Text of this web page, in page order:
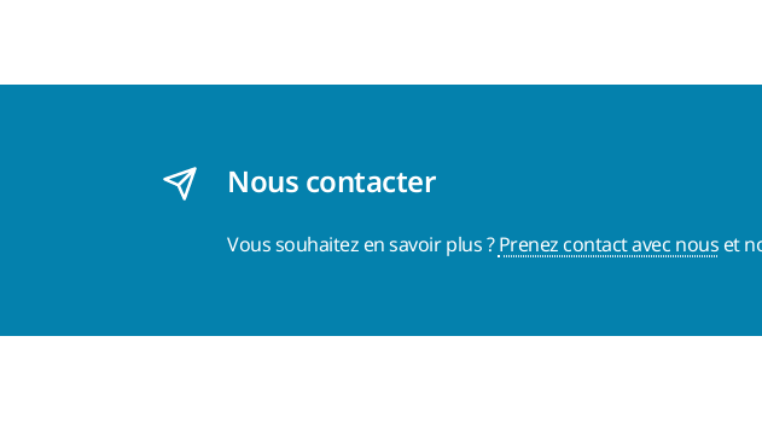
Nous contacter
Vous souhaitez en savoir plus ?Prenez contact avec nous et